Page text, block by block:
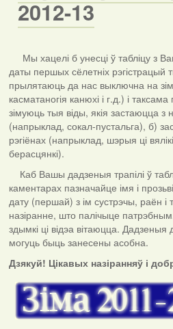
2012-13
Мы хацелі б унесці ў табліцу з
даты першых сёлетніх рэгістрацый
прылятаюць да нас выключна на
касматаногія канюхі і г.д.) і
зімуюць тыя віды, якія застаюцца з
(напрыклад, сокал-пустальга), б)
рэгіёнах (напрыклад, шэрыя ці
берасцянкі).
Каб Вашы дадзеныя трапілі ў
каментарах пазначайце імя і
дату (першай) з ім сустрэчы, раён і
назіранне, што палічыце
здымкі ці відэа вітаюцца.
могуць быць занесены асобна.
Дзякуй! Цікавых назіранняў і